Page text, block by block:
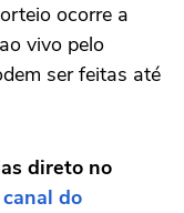
ocorre a
vivo pelo
ser feitas até
direto no
do